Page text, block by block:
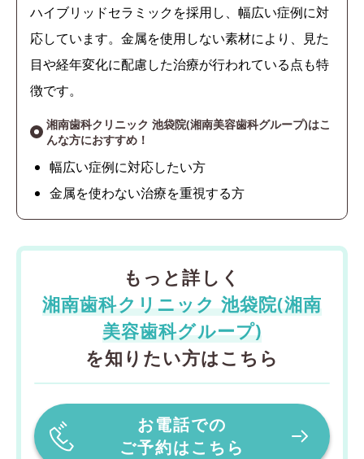
ハイブリッドセラミックを採用し、幅広い症例に対
応しています。金属を使用しない素材により、見た
目や経年変化に配慮した治療が行われている点も特
徴です。
湘南歯科クリニック 池袋院(湘南美容歯科グループ)はこ
んな方におすすめ！
幅広い症例に対応したい方
金属を使わない治療を重視する方
もっと詳しく
湘南歯科クリニック 池袋院(湘南
美容歯科グループ)
を知りたい方はこちら
お電話での
ご予約はこちら